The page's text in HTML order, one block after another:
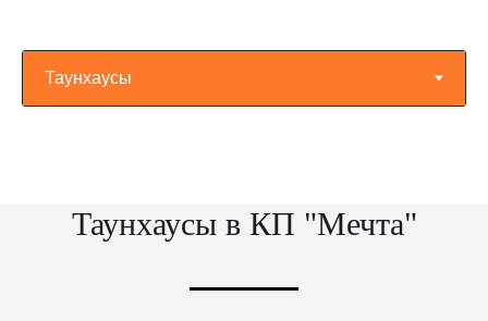
Таунхаусы в КП "Мечта"